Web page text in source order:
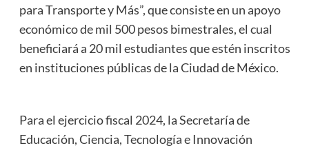
para Transporte y Más”, que consiste en un apoyo
económico de mil 500 pesos bimestrales, el cual
beneficiará a 20 mil estudiantes que estén inscritos
en instituciones públicas de la Ciudad de México.
Para el ejercicio fiscal 2024, la Secretaría de
Educación, Ciencia, Tecnología e Innovación